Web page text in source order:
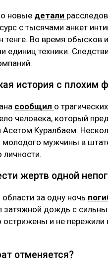
новые детали
с тысячами анкет
тенге. Во время обысков
единиц техники.
история с плохим
сообщил о
человека, который
Асетом Куралбаем.
молодого мужчины в
личности.
жертв одной
за одну ночь
затяжной дождь с
острижены и не
отменяется?